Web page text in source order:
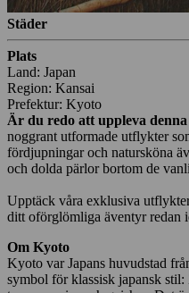
Städer
Plats
Land: Japan
Region: Kansai
Prefektur: Kyoto
Är du redo att uppleva
noggrant utformade utflykter
fördjupningar och natursköna
och dolda pärlor bortom de
Upptäck våra exklusiva
ditt oförglömliga äventyr redan
Om Kyoto
Kyoto var Japans huvudstad
symbol för klassisk japansk stil: